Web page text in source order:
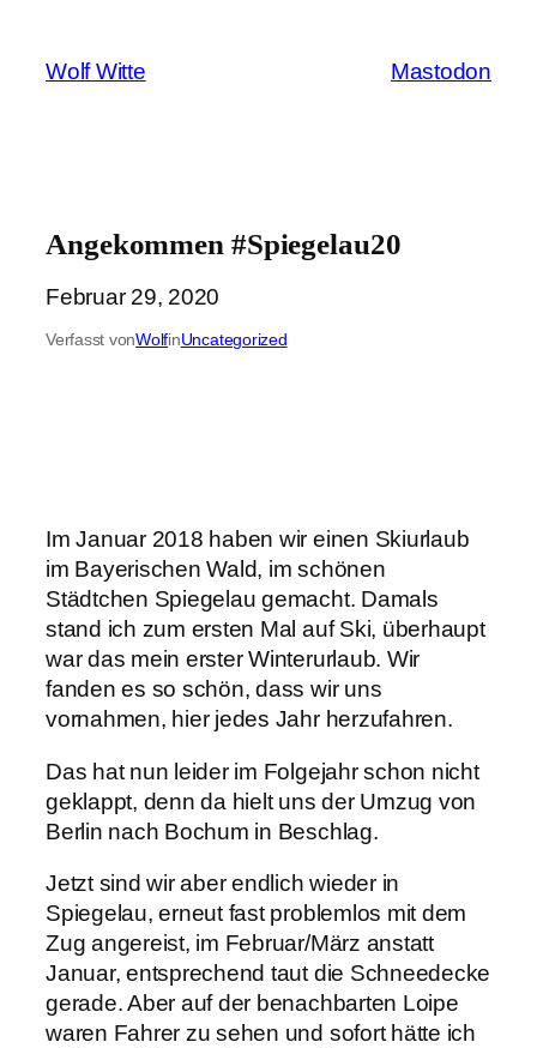
springen
Wolf Witte Mastodon
Angekommen #Spiegelau20
Februar 29, 2020
Verfasst vonWolfinUncategorized
Im Januar 2018 haben wir einen Skiurlaub
im Bayerischen Wald, im schönen
Städtchen Spiegelau gemacht. Damals
stand ich zum ersten Mal auf Ski, überhaupt
war das mein erster Winterurlaub. Wir
fanden es so schön, dass wir uns
vornahmen, hier jedes Jahr herzufahren.
Das hat nun leider im Folgejahr schon nicht
geklappt, denn da hielt uns der Umzug von
Berlin nach Bochum in Beschlag.
Jetzt sind wir aber endlich wieder in
Spiegelau, erneut fast problemlos mit dem
Zug angereist, im Februar/März anstatt
Januar, entsprechend taut die Schneedecke
gerade. Aber auf der benachbarten Loipe
waren Fahrer zu sehen und sofort hätte ich